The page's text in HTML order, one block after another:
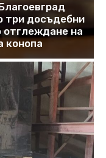
три досъдебни
отглеждане на
конопа